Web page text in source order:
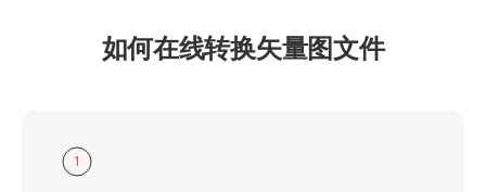
如何在线转换矢量图文件
1